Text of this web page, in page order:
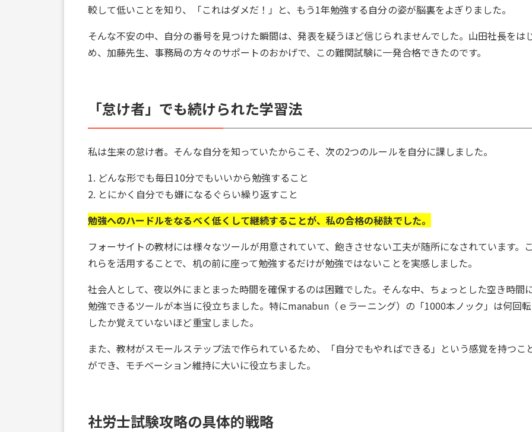
較して低いことを知り、「これはダメだ！」と、もう1年勉強する自分の姿が脳裏をよぎりました。
そんな不安の中、自分の番号を見つけた瞬間は、発表を疑うほど信じられませんでした。山田社長をは
め、加藤先生、事務局の方々のサポートのおかげで、この難関試験に一発合格できたのです。
「怠け者」でも続けられた学習法
私は生来の怠け者。そんな自分を知っていたからこそ、次の2つのルールを自分に課しました。
1. どんな形でも毎日10分でもいいから勉強すること
2. とにかく自分でも嫌になるぐらい繰り返すこと
勉強へのハードルをなるべく低くして継続することが、私の合格の秘訣でした。
フォーサイトの教材には様々なツールが用意されていて、飽きさせない工夫が随所になされています。
れらを活用することで、机の前に座って勉強するだけが勉強ではないことを実感しました。
社会人として、夜以外にまとまった時間を確保するのは困難でした。そんな中、ちょっとした空き時間
勉強できるツールが本当に役立ちました。特にmanabun（ｅラーニング）の「1000本ノック」は何回転
したか覚えていないほど重宝しました。
また、教材がスモールステップ法で作られているため、「自分でもやればできる」という感覚を持つこ
ができ、モチベーション維持に大いに役立ちました。
社労士試験攻略の具体的戦略